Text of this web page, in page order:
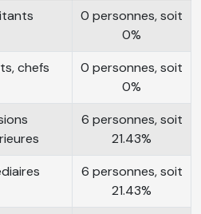
0 personnes, soit
0%
chefs
0 personnes, soit
0%
6 personnes, soit
21.43%
6 personnes, soit
21.43%